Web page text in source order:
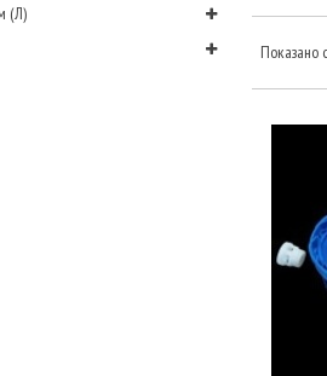
(л)
Показано